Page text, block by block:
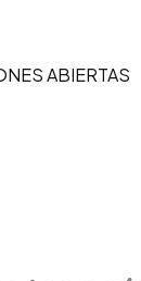
ABIERTAS